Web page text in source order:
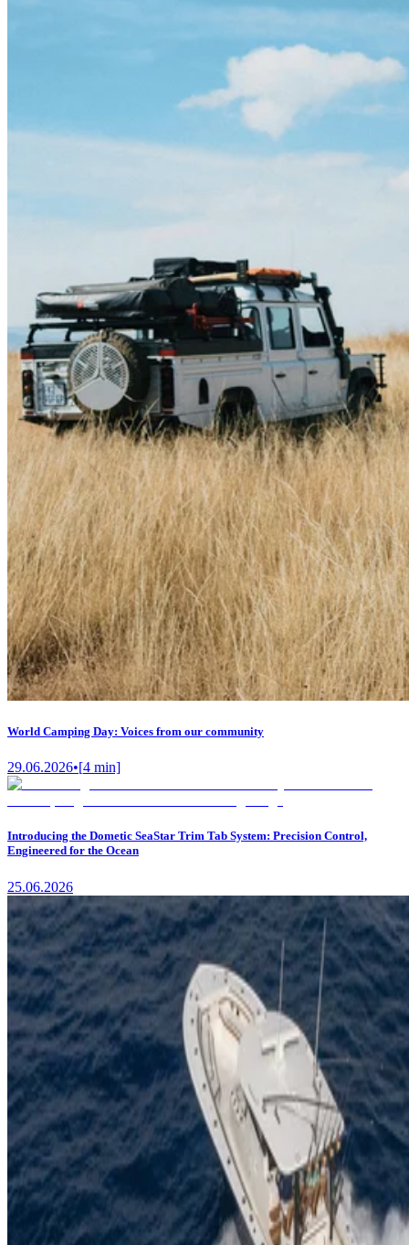
World Camping Day: Voices from our community
29.06.2026•[4 min]
Introducing the Dometic SeaStar Trim Tab System: Precision Control,
Engineered for the Ocean
25.06.2026